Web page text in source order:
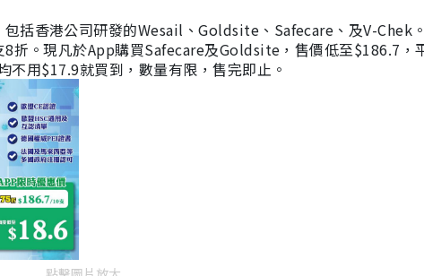
括香港公司研發的Wesail、Goldsite、Safecare、及V-Chek
折。現凡於App購買Safecare及Goldsite，售價低至$186.7，
用$17.9就買到，數量有限，售完即止。